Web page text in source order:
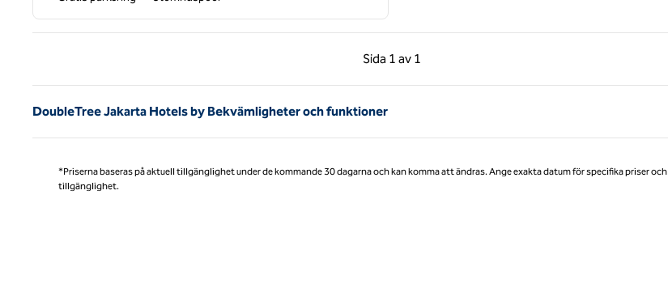
Sida 1 av 1
Föregående sida, 1 av 1
Sida 1 av 1
DoubleTree Jakarta Hotels by Bekvämligheter och funktioner
*Priserna baseras på aktuell tillgänglighet under de kommande 30 dagarna och kan komma att ändras. Ange exakta datum för specifika priser och
tillgänglighet.